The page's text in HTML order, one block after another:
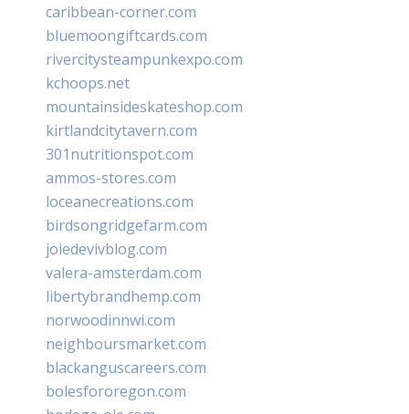
caribbean-corner.com
bluemoongiftcards.com
rivercitysteampunkexpo.com
kchoops.net
mountainsideskateshop.com
kirtlandcitytavern.com
301nutritionspot.com
ammos-stores.com
loceanecreations.com
birdsongridgefarm.com
joiedevivblog.com
valera-amsterdam.com
libertybrandhemp.com
norwoodinnwi.com
neighboursmarket.com
blackanguscareers.com
bolesfororegon.com